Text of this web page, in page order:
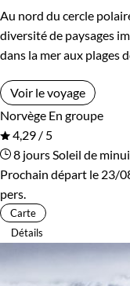
Au nord du cercle
diversité de paysages
dans la mer aux plages
Voir le voyage
Norvège En groupe
4,29 / 5
8 jours Soleil de
Prochain départ le 23/
pers.
Carte
Détails